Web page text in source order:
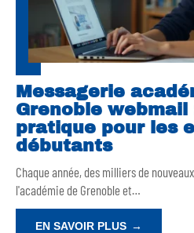
Messagerie
Grenoble webmail
pratique pour les
débutants
Chaque année, des milliers de
l'académie de Grenoble et…
EN SAVOIR PLUS